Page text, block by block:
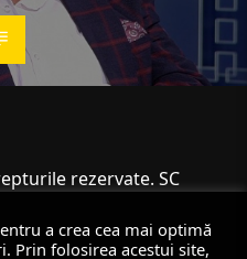
rezervate. SC
a crea cea mai optimă
Prin folosirea acestui site,